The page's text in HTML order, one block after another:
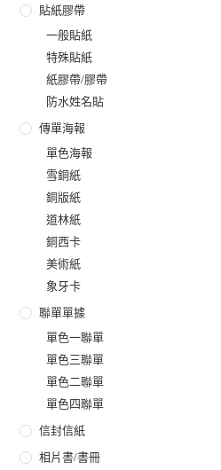
貼紙膠帶
一般貼紙
特殊貼紙
紙膠帶/膠帶
防水姓名貼
傳單海報
單色海報
雪銅紙
銅版紙
道林紙
銅西卡
美術紙
象牙卡
聯單單據
單色一聯單
單色三聯單
單色二聯單
單色四聯單
信封信紙
相片書/書冊